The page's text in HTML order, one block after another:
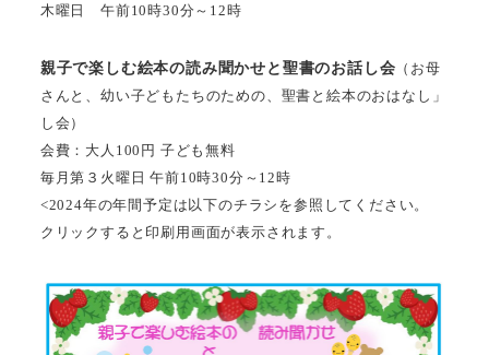
木曜日 午前10時30分～12時
親子で楽しむ絵本の読み聞かせと聖書のお話し会 （お母
さんと、幼い子どもたちのための、聖書と絵本のおはなし」
し会）
会費：大人100円 子ども無料
毎月第３火曜日 午前10時30分～12時
<2024年の年間予定は以下のチラシを参照してください。
クリックすると印刷用画面が表示されます。